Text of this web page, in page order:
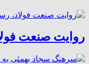
روایت صنعت